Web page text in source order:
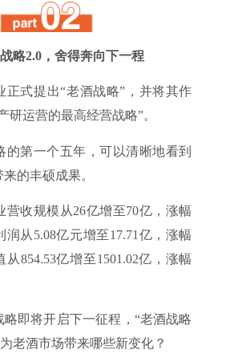
略2.0，舍得奔向下一程
正式提出“老酒战略”，并将其作
研运营的最高经营战略”。
的第一个五年，可以清晰地看到
的丰硕成果。
营收规模从26亿增至70亿，涨幅
润从5.08亿元增至17.71亿，涨幅
从854.53亿增至1501.02亿，涨幅
即将开启下一征程，“老酒战略
老酒市场带来哪些新变化？